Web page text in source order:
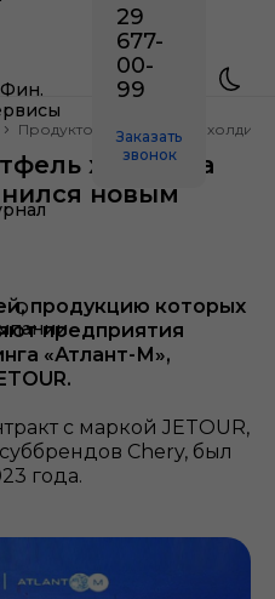
Фин.
О
29
677-
00-
99
Заказать
звонок
Продуктовый портфель
холдинга
новым
продукцию которых
предприятия
«Атлант-М»,
с маркой JETOUR,
Chery, был
года.